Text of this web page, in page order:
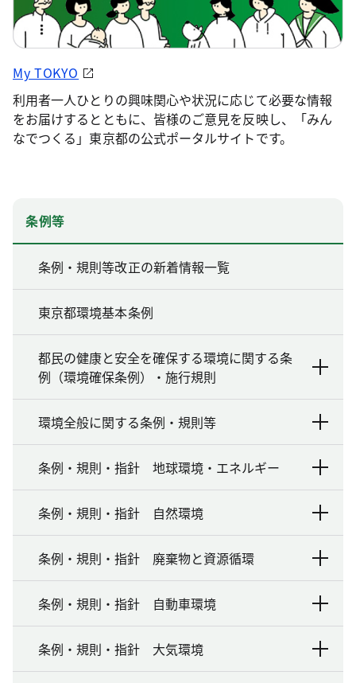
My TOKYO
利用者一人ひとりの興味関心や状況に応じて必要な情報
をお届けするとともに、皆様のご意見を反映し、「みん
なでつくる」東京都の公式ポータルサイトです。
条例等
条例・規則等改正の新着情報一覧
東京都環境基本条例
都民の健康と安全を確保する環境に関する条
例（環境確保条例）・施行規則
環境全般に関する条例・規則等
条例・規則・指針 地球環境・エネルギー
条例・規則・指針 自然環境
条例・規則・指針 廃棄物と資源循環
条例・規則・指針 自動車環境
条例・規則・指針 大気環境